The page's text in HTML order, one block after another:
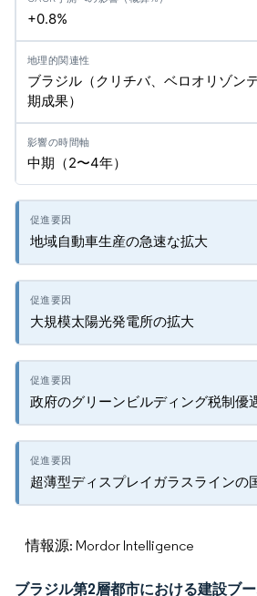
+0.8%
ブラジル（クリチバ、ベロオリゾン
期成果）
中期（2〜4年）
地域自動車生産の急速な拡大
大規模太陽光発電所の拡大
政府のグリーンビルディング税制優
超薄型ディスプレイガラスラインの
情報源: Mordor Intelligence
ブラジル第2層都市における建設ブ